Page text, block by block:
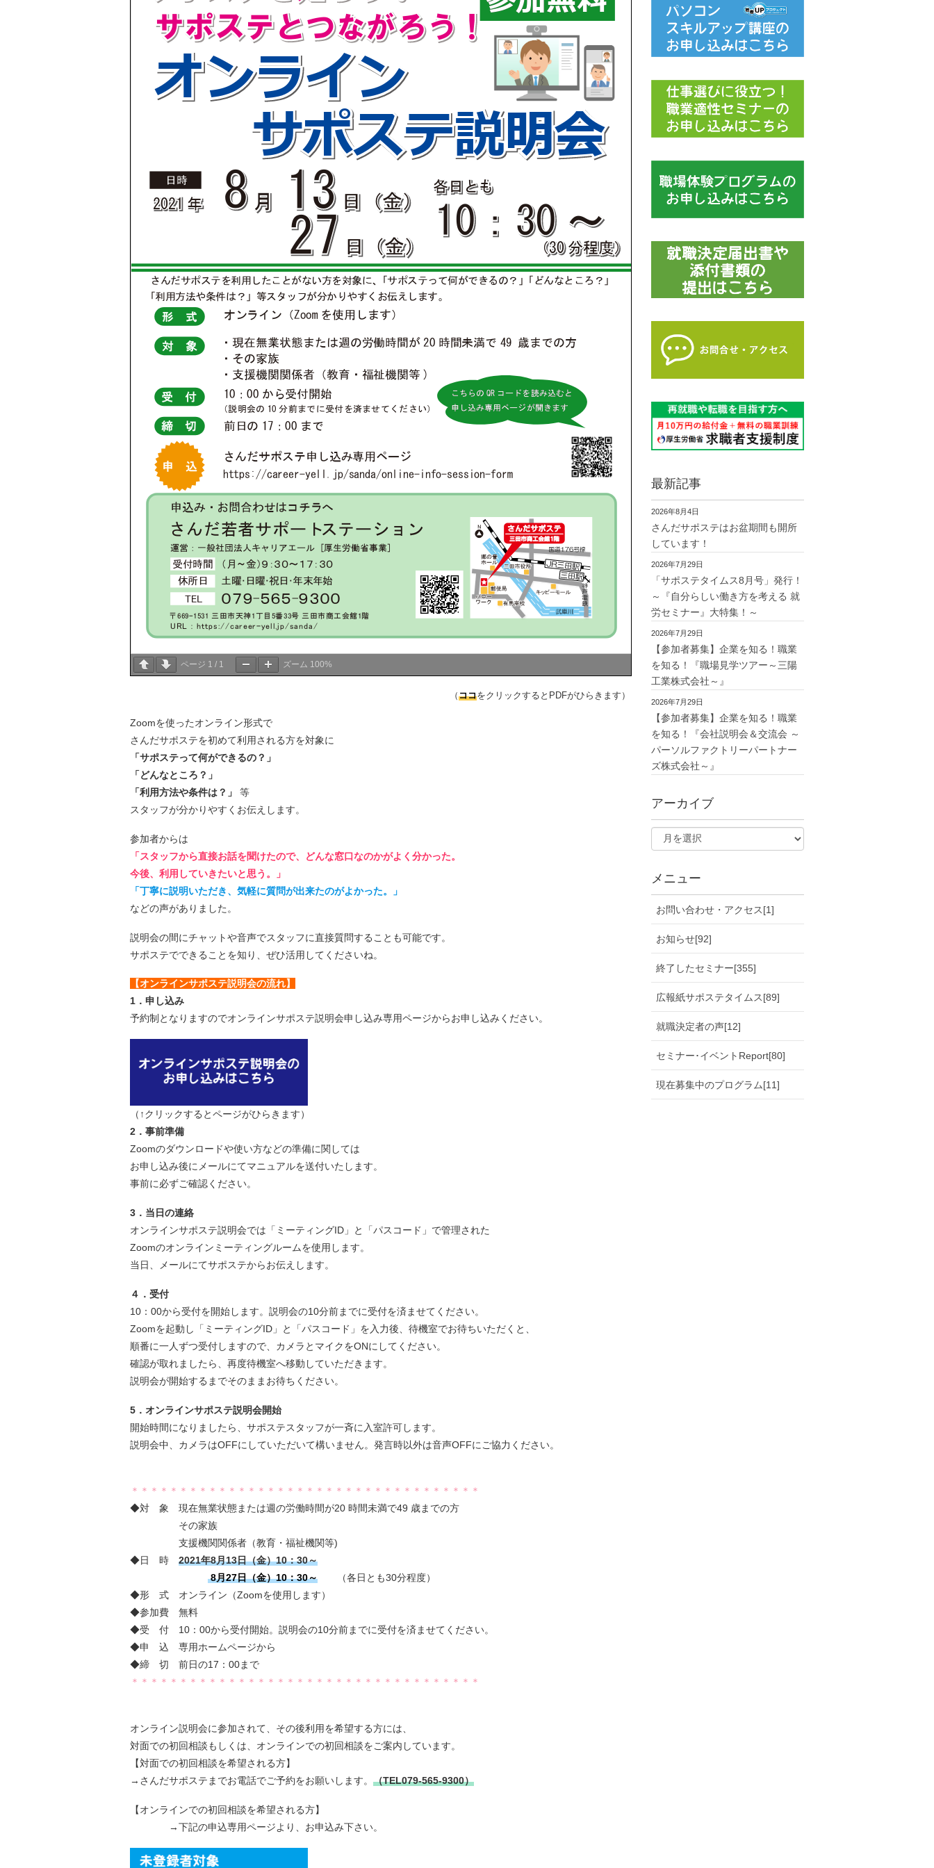
ページ 1 / 1 ズーム 100%
（ココをクリックするとPDFがひらきます）
Zoomを使ったオンライン形式で
さんだサポステを初めて利用される方を対象に
「サポステって何ができるの？」
「どんなところ？」
「利用方法や条件は？」
等
スタッフが分かりやすくお伝えします。
参加者からは
「スタッフから直接お話を聞けたので、どんな窓口なのかがよく分かった。
今後、利用していきたいと思う。」
「丁寧に説明いただき、気軽に質問が出来たのがよかった。」
などの声がありました。
説明会の間にチャットや音声でスタッフに直接質問することも可能です。
サポステでできることを知り、ぜひ活用してくださいね。
【オンラインサポステ説明会の流れ】
1．申し込み
予約制となりますのでオンラインサポステ説明会申し込み専用ページからお申し込みください。
（↑クリックするとページがひらきます）
2．事前準備
Zoomのダウンロードや使い方などの準備に関しては
お申し込み後にメールにてマニュアルを送付いたします。
事前に必ずご確認ください。
3．当日の連絡
オンラインサポステ説明会では「ミーティングID」と「パスコード」で管理された
Zoomのオンラインミーティングルームを使用します。
当日、メールにてサポステからお伝えします。
４．受付
10：00から受付を開始します。説明会の10分前までに受付を済ませてください。
Zoomを起動し「ミーティングID」と「パスコード」を入力後、待機室でお待ちいただくと、
順番に一人ずつ受付しますので、カメラとマイクをONにしてください。
確認が取れましたら、再度待機室へ移動していただきます。
説明会が開始するまでそのままお待ちください。
5．オンラインサポステ説明会開始
開始時間になりましたら、サポステスタッフが一斉に入室許可します。
説明会中、カメラはOFFにしていただいて構いません。発言時以外は音声OFFにご協力ください。
＊＊＊＊＊＊＊＊＊＊＊＊＊＊＊＊＊＊＊＊＊＊＊＊＊＊＊＊＊＊＊＊＊＊＊＊
◆対 象 現在無業状態または週の労働時間が20 時間未満で49 歳までの方
その家族
支援機関関係者（教育・福祉機関等)
◆日 時 2021年8月13日（金）10：30～
8月27日（金）10：30～
（各日とも30分程度）
◆形 式 オンライン（Zoomを使用します）
◆参加費 無料
◆受 付 10：00から受付開始。説明会の10分前までに受付を済ませてください。
◆申 込 専用ホームページから
◆締 切 前日の17：00まで
＊＊＊＊＊＊＊＊＊＊＊＊＊＊＊＊＊＊＊＊＊＊＊＊＊＊＊＊＊＊＊＊＊＊＊＊
オンライン説明会に参加されて、その後利用を希望する方には、
対面での初回相談もしくは、オンラインでの初回相談をご案内しています。
【対面での初回相談を希望される方】
→さんだサポステまでお電話でご予約をお願いします。 （TEL079-565-9300）
【オンラインでの初回相談を希望される方】
→下記の申込専用ページより、お申込み下さい。
最新記事
2026年8月4日
さんだサポステはお盆期間も開所
しています！
2026年7月29日
「サポステタイムス8月号」発行！
～『自分らしい働き方を考える 就
労セミナー』大特集！～
2026年7月29日
【参加者募集】企業を知る！職業
を知る！『職場見学ツアー～三陽
工業株式会社～』
2026年7月29日
【参加者募集】企業を知る！職業
を知る！『会社説明会＆交流会 ～
パーソルファクトリーパートナー
ズ株式会社～』
アーカイブ
メニュー
お問い合わせ・アクセス[1]
お知らせ[92]
終了したセミナー[355]
広報紙サポステタイムス[89]
就職決定者の声[12]
セミナー･イベントReport[80]
現在募集中のプログラム[11]